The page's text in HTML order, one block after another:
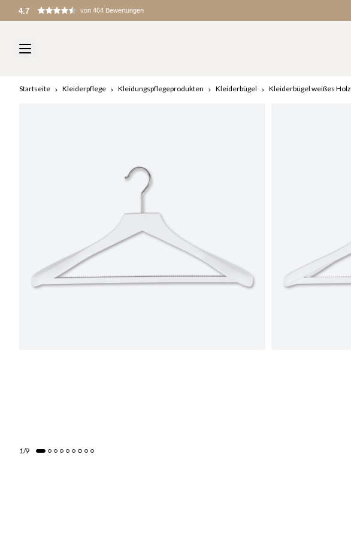
Zölle und Gebühren werden bei der Einfuhr erhoben
Startseite Kleiderpflege Kleidungspflegeprodukten Kleiderbügel Kleiderbügel weißes Holz
1/9